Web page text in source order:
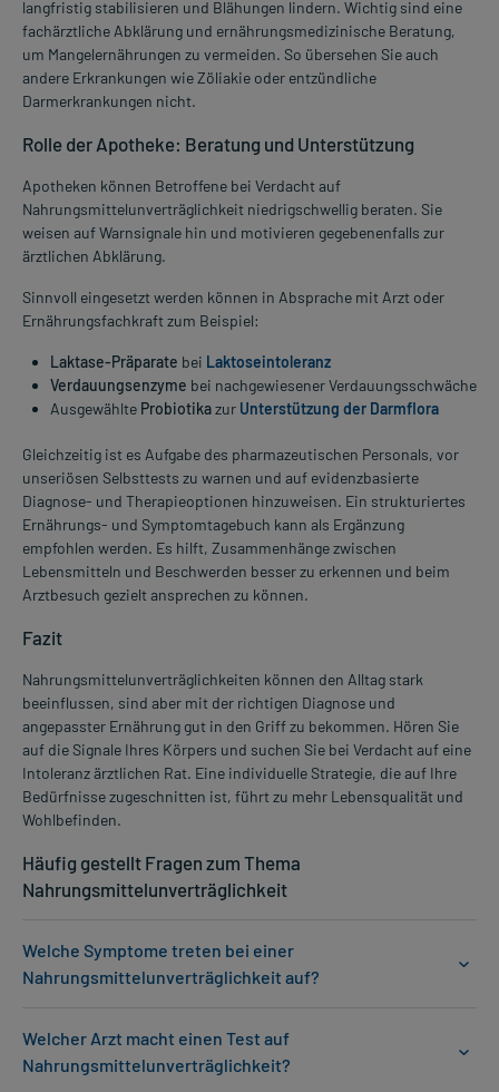
langfristig stabilisieren und Blähungen lindern. Wichtig sind eine
fachärztliche Abklärung und ernährungsmedizinische Beratung,
um Mangelernährungen zu vermeiden. So übersehen Sie auch
andere Erkrankungen wie Zöliakie oder entzündliche
Darmerkrankungen nicht.
Rolle der Apotheke: Beratung und Unterstützung
Apotheken können Betroffene bei Verdacht auf
Nahrungsmittelunverträglichkeit niedrigschwellig beraten. Sie
weisen auf Warnsignale hin und motivieren gegebenenfalls zur
ärztlichen Abklärung.
Sinnvoll eingesetzt werden können in Absprache mit Arzt oder
Ernährungsfachkraft zum Beispiel:
Laktase-Präparate bei Laktoseintoleranz
Verdauungsenzyme bei nachgewiesener Verdauungsschwäche
Ausgewählte Probiotikazur Unterstützung der Darmflora
Gleichzeitig ist es Aufgabe des pharmazeutischen Personals, vor
unseriösen Selbsttests zu warnen und auf evidenzbasierte
Diagnose- und Therapieoptionen hinzuweisen. Ein strukturiertes
Ernährungs- und Symptomtagebuch kann als Ergänzung
empfohlen werden. Es hilft, Zusammenhänge zwischen
Lebensmitteln und Beschwerden besser zu erkennen und beim
Arztbesuch gezielt ansprechen zu können.
Fazit
Nahrungsmittelunverträglichkeiten können den Alltag stark
beeinflussen, sind aber mit der richtigen Diagnose und
angepasster Ernährung gut in den Griff zu bekommen. Hören Sie
auf die Signale Ihres Körpers und suchen Sie bei Verdacht auf eine
Intoleranz ärztlichen Rat. Eine individuelle Strategie, die auf Ihre
Bedürfnisse zugeschnitten ist, führt zu mehr Lebensqualität und
Wohlbefinden.
Häufig gestellt Fragen zum Thema
Nahrungsmittelunverträglichkeit
Welche Symptome treten bei einer
Nahrungsmittelunverträglichkeit auf?
Welcher Arzt macht einen Test auf
Nahrungsmittelunverträglichkeit?